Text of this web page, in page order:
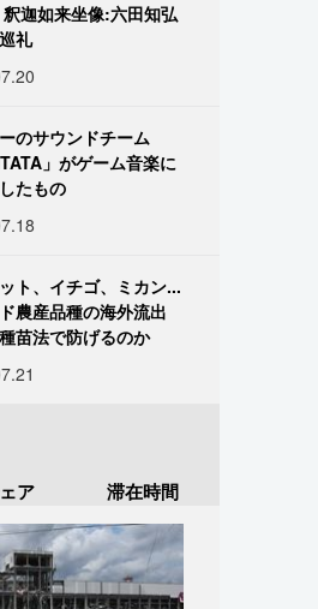
迦如来坐像:六田知弘
礼
のサウンドチーム
」がゲーム音楽に
たもの
ト、イチゴ、ミカン...
農産品種の海外流出
苗法で防げるのか
ア 滞在時間